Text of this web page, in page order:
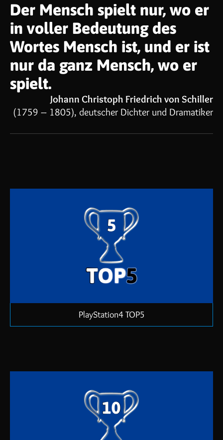
Der Mensch spielt nur, wo er
in voller Bedeutung des
Wortes Mensch ist, und er ist
nur da ganz Mensch, wo er
spielt.
Johann Christoph Friedrich von Schiller
(1759 – 1805), deutscher Dichter und Dramatiker
PlayStation4 TOP5